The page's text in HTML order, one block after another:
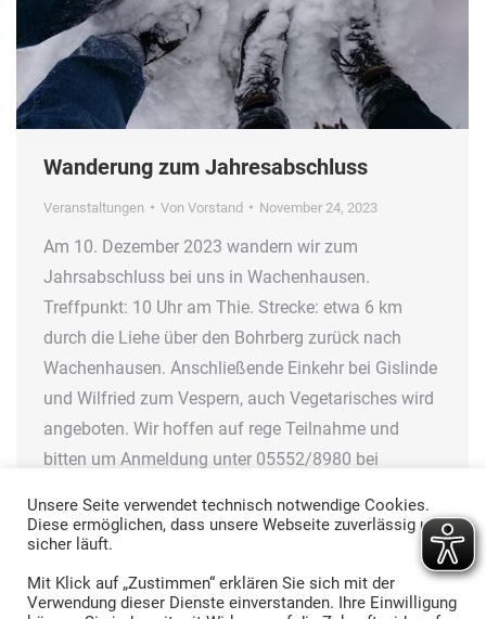
Wanderung zum Jahresabschluss
Veranstaltungen Von Vorstand November 24, 2023
Am 10. Dezember 2023 wandern wir zum
Jahrsabschluss bei uns in Wachenhausen.
Treffpunkt: 10 Uhr am Thie. Strecke: etwa 6 km
durch die Liehe über den Bohrberg zurück nach
Wachenhausen. Anschließende Einkehr bei Gislinde
und Wilfried zum Vespern, auch Vegetarisches wird
angeboten. Wir hoffen auf rege Teilnahme und
bitten um Anmeldung unter 05552/8980 bei
Unsere Seite verwendet technisch notwendige Cookies.
Diese ermöglichen, dass unsere Webseite zuverlässig und
sicher läuft.
Mit Klick auf „Zustimmen“ erklären Sie sich mit der
Verwendung dieser Dienste einverstanden. Ihre Einwilligung